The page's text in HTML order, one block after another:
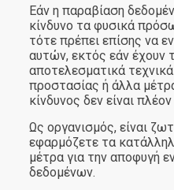
Εάν η παραβίαση
κίνδυνο τα φυσικά
τότε πρέπει επίσης να
αυτών, εκτός εάν έχουν
αποτελεσματικά
προστασίας ή άλλα
κίνδυνος δεν είναι
Ως οργανισμός, είναι
εφαρμόζετε τα
μέτρα για την αποφυγή
δεδομένων.